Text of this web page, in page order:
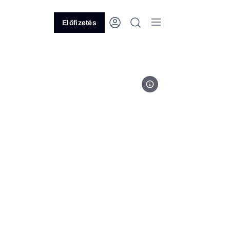
Előfizetés
Orbán Viktor / Facebook